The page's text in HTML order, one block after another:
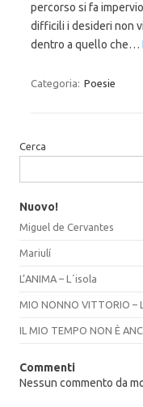
percorso si fa
difficili i desideri non
dentro a quello che…
Categoria: Poesie
Cerca
Nuovo!
Miguel de Cervantes
Mariulí
L’ANIMA – L´isola
MIO NONNO VITTORIO –
IL MIO TEMPO NON È
Commenti
Nessun commento da